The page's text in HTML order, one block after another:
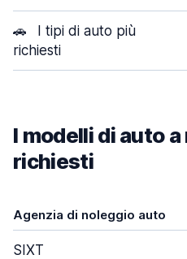
🚗
I tipi di auto più
richiesti
I modelli di auto
richiesti
Agenzia di noleggio auto
SIXT